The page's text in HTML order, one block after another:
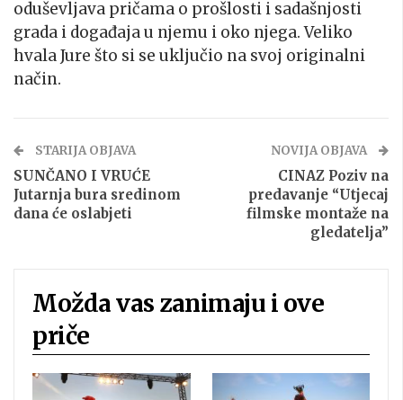
oduševljava pričama o prošlosti i sadašnjosti
grada i događaja u njemu i oko njega. Veliko
hvala Jure što si se uključio na svoj originalni
način.
STARIJA OBJAVA
SUNČANO I VRUĆE
Jutarnja bura sredinom
dana će oslabjeti
NOVIJA OBJAVA
CINAZ Poziv na
predavanje “Utjecaj
filmske montaže na
gledatelja”
Možda vas zanimaju i ove
priče